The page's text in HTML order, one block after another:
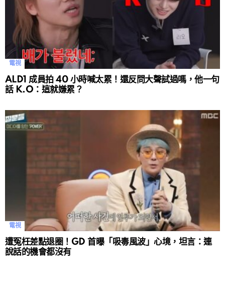
電視
ALD1 成員拍 40 小時喊太累！還反問大聲試過嗎，他一句
話 K.O：這就嫌累？
電視
遭冤枉差點退圈！GD 首曝「吸毒風波」心境，坦言：連
說話的機會都沒有